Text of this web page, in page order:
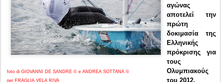
foto di GIOVANNI DE SANDRE © e ANDREA SOTTANA ©
per FRAGLIA VELA RIVA
αγώνας
αποτελεί την
πρώτη
δοκιμασία της
Ελληνικής
πρόκρισης για
τους
Ολυμπιακούς
του 2012.